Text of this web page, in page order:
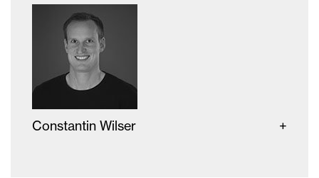
Constantin Wilser